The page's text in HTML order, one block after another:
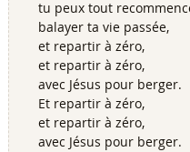
tu peux tout
balayer ta vie passée,
et repartir à zéro,
et repartir à zéro,
avec Jésus pour berger.
Et repartir à zéro,
et repartir à zéro,
avec Jésus pour berger.